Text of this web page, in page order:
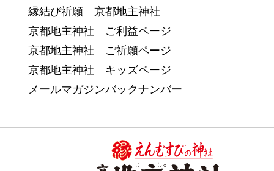
縁結び祈願 京都地主神社
京都地主神社 ご利益ページ
京都地主神社 ご祈願ページ
京都地主神社 キッズページ
メールマガジンバックナンバー